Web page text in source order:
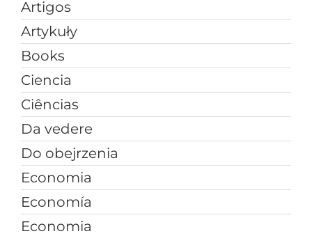
Artigos
Artykuły
Books
Ciencia
Ciências
Da vedere
Do obejrzenia
Economia
Economía
Economia